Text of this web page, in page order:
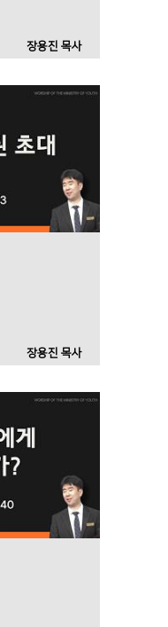
장용진 목사
장용진 목사